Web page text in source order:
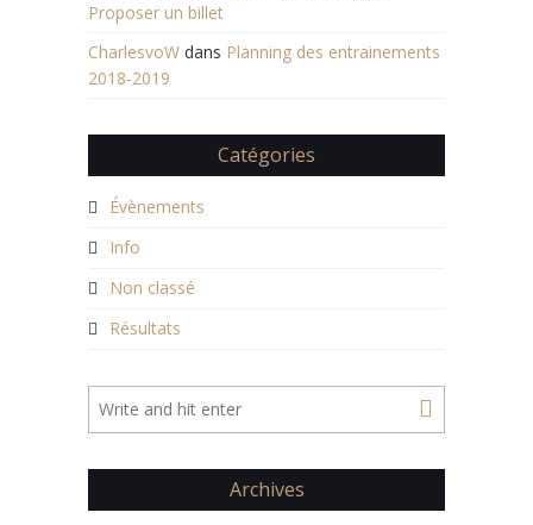
Proposer un billet
CharlesvoW dans Planning des entrainements
2018-2019
Catégories
Évènements
Info
Non classé
Résultats
Archives